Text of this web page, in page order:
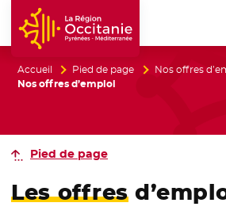
Accueil Région Occitanie /
Accueil Pied de page
Nos offres
Nos offres d’emploi
Pied de page
Les offres